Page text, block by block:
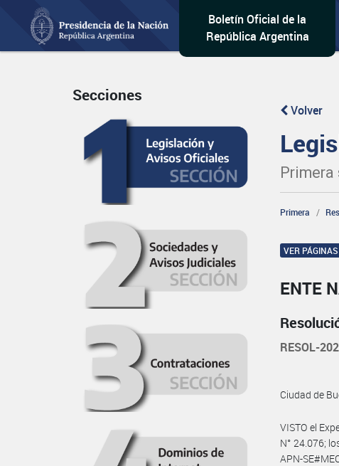
Boletín Oficial de la
República Argentina
Secciones
Volver
Primera
Primera
VER
ENTE
RESOL-
Ciudad de
VISTO el
N° 24.076;
APN-